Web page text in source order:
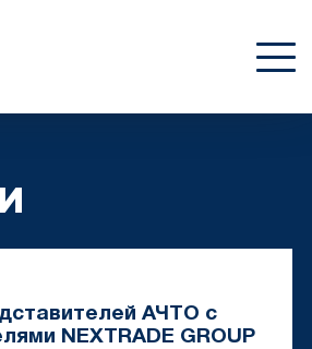
АЧТО с
NEXTRADE GROUP